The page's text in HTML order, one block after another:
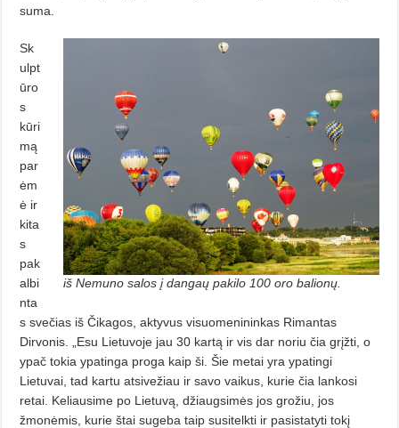
suma.
iš Nemuno salos į dangaų pakilo 100 oro balionų.
Sk
ulpt
ūro
s
kūri
mą
par
ėm
ė ir
kita
s
pak
albi
nta
s svečias iš Čikagos, aktyvus visuomenininkas Rimantas
Dirvonis. „Esu Lietuvoje jau 30 kartą ir vis dar noriu čia grįžti, o
ypač tokia ypatinga proga kaip ši. Šie metai yra ypatingi
Lietuvai, tad kartu atsivežiau ir savo vaikus, kurie čia lankosi
retai. Keliausime po Lietuvą, džiaugsimės jos grožiu, jos
žmonėmis, kurie štai sugeba taip susitelkti ir pasistatyti tokį